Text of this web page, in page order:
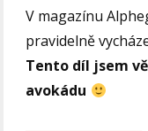
V magazínu
pravidelně
Tento díl jsem
avokádu